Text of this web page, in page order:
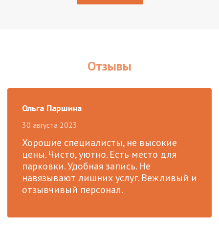
Отзывы
Ольга Паршина
30 августа 2023
Хорошие специалисты, не высокие
цены. Чисто, уютно. Есть место для
парковки. Удобная запись. Не
навязывают лишних услуг. Вежливый и
отзывчивый персонал.